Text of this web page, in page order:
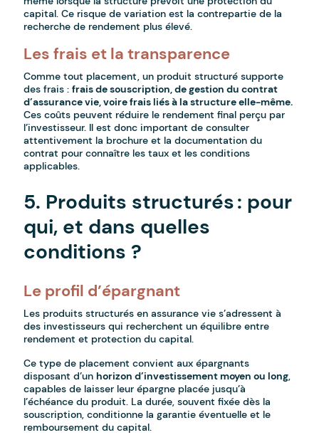
capital. Ce risque de variation est la contrepartie de la
recherche de rendement plus élevé.
Les frais et la transparence
Comme tout placement, un produit structuré supporte
des frais :frais de souscription, de gestion du contrat
d’assurance vie, voire frais liés à la structure elle-même.
Ces coûts peuvent réduire le rendement final perçu par
l’investisseur. Il est donc important de consulter
attentivement la brochure et la documentation du
contrat pour connaître les taux et les conditions
applicables.
5. Produits structurés : pour
qui, et dans quelles
conditions ?
Le profil d’épargnant
Les produits structurés en assurance vie s’adressent à
des investisseurs qui recherchent un équilibre entre
rendement et protection du capital.
Ce type de placement convient aux épargnants
disposant d’unhorizon d’investissement moyen ou long,
capables de laisser leur épargne placée jusqu’à
l’échéance du produit. La durée, souvent fixée dès la
souscription, conditionne la garantie éventuelle et le
remboursement du capital.